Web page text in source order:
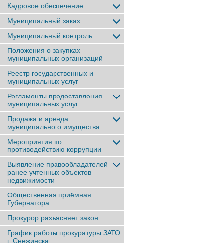
Кадровое обеспечение
Муниципальный заказ
Муниципальный контроль
Положения о закупках
муниципальных организаций
Реестр государственных и
муниципальных услуг
Регламенты предоставления
муниципальных услуг
Продажа и аренда
муниципального имущества
Мероприятия по
противодействию коррупции
Выявление правообладателей
ранее учтенныx объектов
недвижимости
Общественная приёмная
Губернатора
Прокурор разъясняет закон
График работы прокуратуры ЗАТО
г. Снежинска